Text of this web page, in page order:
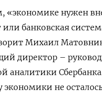
«экономике нужен
банковская
Михаил
директор –
аналитики
экономики не